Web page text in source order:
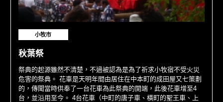
小牧市
秋葉祭
祭典的起源雖然不清楚，不過被認為是為了祈求小牧宿不受火災
危害的祭典。 花車是天明年間由居住在中本町的成田屋又七策劃
的，傳聞當時供奉了一台花車為此祭典的開端，此後花車增至4
台，並沿用至今。 4台花車（中町的唐子車、橫町的聖王車、上